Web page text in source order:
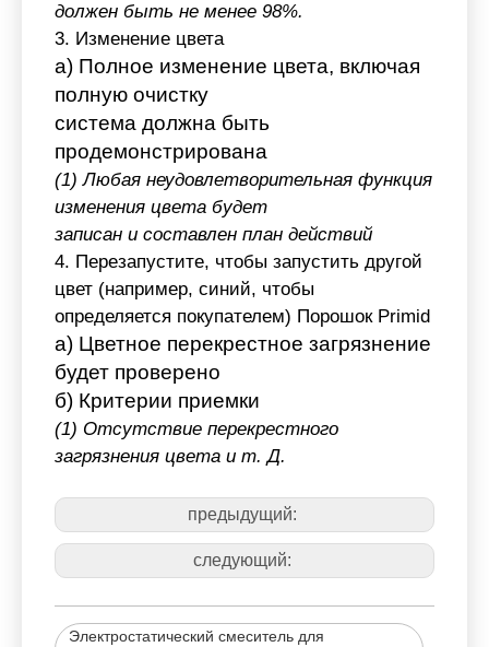
должен быть не менее 98%.
3. Изменение цвета
а) Полное изменение цвета, включая
полную очистку
система должна быть
продемонстрирована
(1) Любая неудовлетворительная функция
изменения цвета будет
записан и составлен план действий
4. Перезапустите, чтобы запустить другой
цвет (например, синий, чтобы
определяется покупателем) Порошок Primid
a) Цветное перекрестное загрязнение
будет проверено
б) Критерии приемки
(1) Отсутствие перекрестного
загрязнения цвета и т. Д.
предыдущий:
следующий:
Электростатический смеситель для